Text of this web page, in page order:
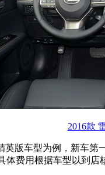
2016款
英版车型为例，新车
费用根据车型以到店